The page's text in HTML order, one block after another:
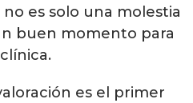
es solo una molestia
buen momento para
es el primer